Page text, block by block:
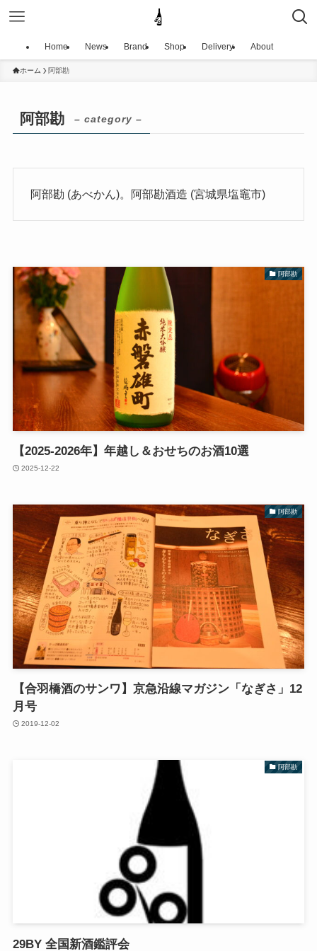
Home News Brand Shop Delivery About
ホーム 阿部勘
阿部勘 – category –
阿部勘 (あべかん)。阿部勘酒造 (宮城県塩竈市)
阿部勘
【2025-2026年】年越し＆おせちのお酒10選
2025-12-22
阿部勘
【合羽橋酒のサンワ】京急沿線マガジン「なぎさ」12
月号
2019-12-02
阿部勘
29BY 全国新酒鑑評会